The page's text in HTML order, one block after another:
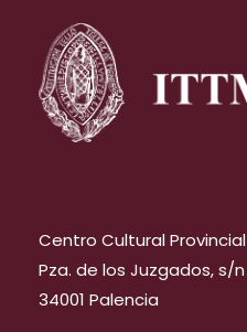
Centro Cultural Provincial
Pza. de los Juzgados, s/n
34001 Palencia